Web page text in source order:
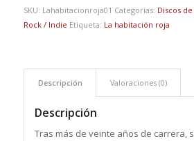
SKU: Lahabitacionroja01 Categorías: Discos
Rock / Indie Etiqueta: La habitación roja
Descripción Valoraciones (0)
Descripción
Tras más de veinte años de carrera,